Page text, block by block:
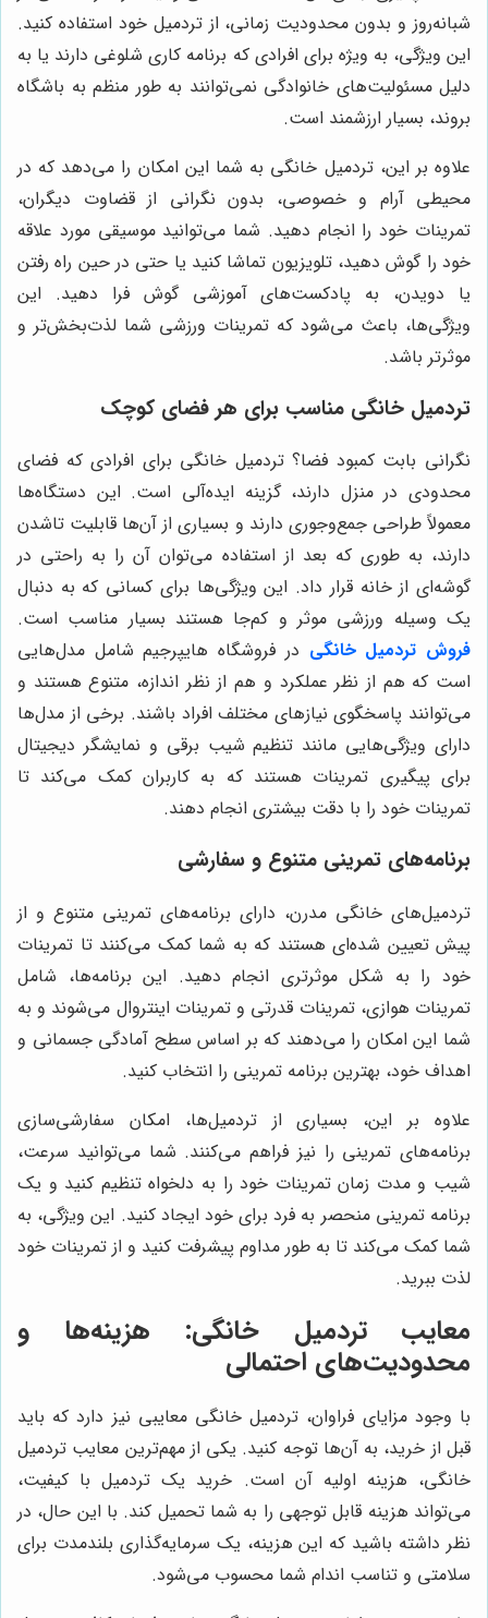
شبانه‌روز و بدون محدودیت زمانی، از تردمیل خود استفاده کنید.
این ویژگی، به ویژه برای افرادی که برنامه کاری شلوغی دارند یا به
دلیل مسئولیت‌های خانوادگی نمی‌توانند به طور منظم به باشگاه
بروند، بسیار ارزشمند است.
علاوه بر این، تردمیل خانگی به شما این امکان را می‌دهد که در
محیطی آرام و خصوصی، بدون نگرانی از قضاوت دیگران،
تمرینات خود را انجام دهید. شما می‌توانید موسیقی مورد علاقه
خود را گوش دهید، تلویزیون تماشا کنید یا حتی در حین راه رفتن
یا دویدن، به پادکست‌های آموزشی گوش فرا دهید. این
ویژگی‌ها، باعث می‌شود که تمرینات ورزشی شما لذت‌بخش‌تر و
موثرتر باشد.
تردمیل خانگی مناسب برای هر فضای کوچک
نگرانی بابت کمبود فضا؟ تردمیل خانگی برای افرادی که فضای
محدودی در منزل دارند، گزینه ایده‌آلی است. این دستگاه‌ها
معمولاً طراحی جمع‌وجوری دارند و بسیاری از آن‌ها قابلیت تاشدن
دارند، به طوری که بعد از استفاده می‌توان آن را به راحتی در
گوشه‌ای از خانه قرار داد. این ویژگی‌ها برای کسانی که به دنبال
یک وسیله ورزشی موثر و کم‌جا هستند بسیار مناسب است.
فروش تردمیل خانگی در فروشگاه هایپرجیم شامل مدل‌هایی
است که هم از نظر عملکرد و هم از نظر اندازه، متنوع هستند و
می‌توانند پاسخگوی نیازهای مختلف افراد باشند. برخی از مدل‌ها
دارای ویژگی‌هایی مانند تنظیم شیب برقی و نمایشگر دیجیتال
برای پیگیری تمرینات هستند که به کاربران کمک می‌کند تا
تمرینات خود را با دقت بیشتری انجام دهند.
برنامه‌های تمرینی متنوع و سفارشی
تردمیل‌های خانگی مدرن، دارای برنامه‌های تمرینی متنوع و از
پیش تعیین شده‌ای هستند که به شما کمک می‌کنند تا تمرینات
خود را به شکل موثرتری انجام دهید. این برنامه‌ها، شامل
تمرینات هوازی، تمرینات قدرتی و تمرینات اینتروال می‌شوند و به
شما این امکان را می‌دهند که بر اساس سطح آمادگی جسمانی و
اهداف خود، بهترین برنامه تمرینی را انتخاب کنید.
علاوه بر این، بسیاری از تردمیل‌ها، امکان سفارشی‌سازی
برنامه‌های تمرینی را نیز فراهم می‌کنند. شما می‌توانید سرعت،
شیب و مدت زمان تمرینات خود را به دلخواه تنظیم کنید و یک
برنامه تمرینی منحصر به فرد برای خود ایجاد کنید. این ویژگی، به
شما کمک می‌کند تا به طور مداوم پیشرفت کنید و از تمرینات خود
لذت ببرید.
معایب تردمیل خانگی: هزینه‌ها و
محدودیت‌های احتمالی
با وجود مزایای فراوان، تردمیل خانگی معایبی نیز دارد که باید
قبل از خرید، به آن‌ها توجه کنید. یکی از مهم‌ترین معایب تردمیل
خانگی، هزینه اولیه آن است. خرید یک تردمیل با کیفیت،
می‌تواند هزینه قابل توجهی را به شما تحمیل کند. با این حال، در
نظر داشته باشید که این هزینه، یک سرمایه‌گذاری بلندمدت برای
سلامتی و تناسب اندام شما محسوب می‌شود.